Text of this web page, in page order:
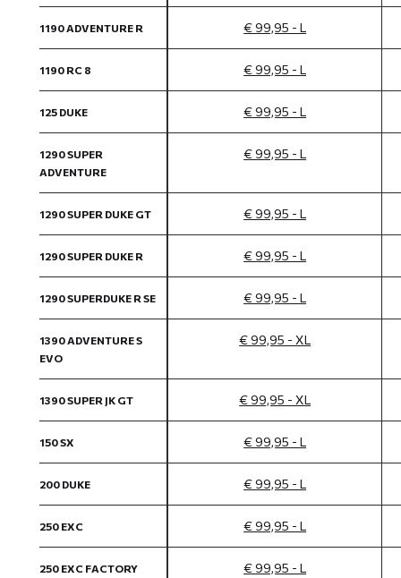
1190 ADVENTURE R € 99,95 - L
1190 RC 8 € 99,95 - L
125 DUKE € 99,95 - L
1290 SUPER
ADVENTURE
€ 99,95 - L
1290 SUPER DUKE GT € 99,95 - L
1290 SUPER DUKE R € 99,95 - L
1290 SUPERDUKE R SE € 99,95 - L
1390 ADVENTURE S
EVO
€ 99,95 - XL
1390 SUPER JK GT € 99,95 - XL
150 SX € 99,95 - L
200 DUKE € 99,95 - L
250 EXC € 99,95 - L
250 EXC FACTORY
€ 99,95 - L